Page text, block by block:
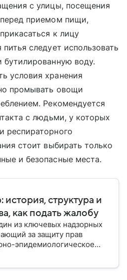
с улицы, посещения
приемом пищи,
к лицу
следует использовать
бутилированную воду.
условия хранения
промывать овощи
Рекомендуется
с людьми, у которых
респираторного
стоит выбирать только
и безопасные места.
история, структура и
как подать жалобу
из ключевых надзорных
за защиту прав
эпидемиологическое
и контроль соблюдения